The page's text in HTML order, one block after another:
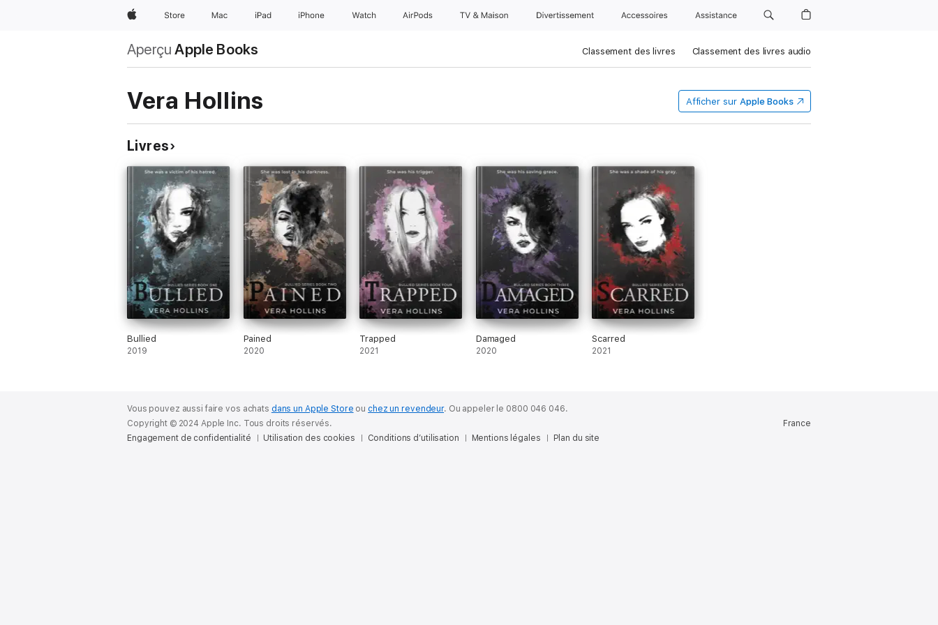
AppleStore Mac iPad iPhone Watch AirPods TV & Maison Divertissements Accessoires Assistance
Aperçu Apple Books Classement des livres Classement des livres audio
Vera Hollins Afficher sur Apple Books
Livres
Bullied
2019
Pained
2020
Trapped
2021
Damaged
2020
Scarred
2021
Vous pouvez aussi faire vos achats dans un Apple Store ou chez un revendeur. Ou appeler le 0800 046 046.
France
Copyright © 2024 Apple Inc. Tous droits réservés.
Engagement de confidentialité
Utilisation des cookies Conditions d’utilisation Mentions légales Plan du site